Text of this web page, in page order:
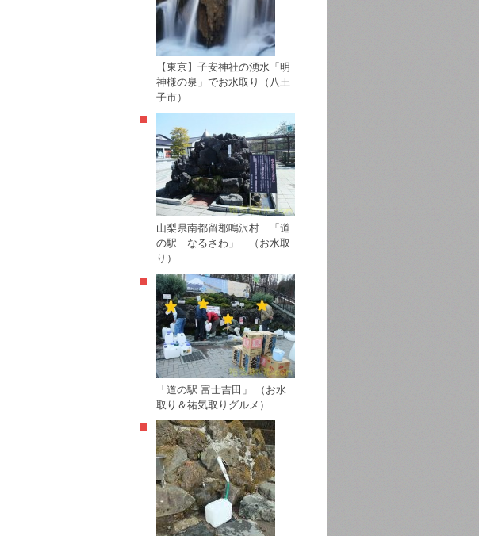
【東京】子安神社の湧水「明
神様の泉」でお水取り（八王
子市）
山梨県南都留郡鳴沢村 「道
の駅 なるさわ」 （お水取
り）
「道の駅 富士吉田」 （お水
取り＆祐気取りグルメ）